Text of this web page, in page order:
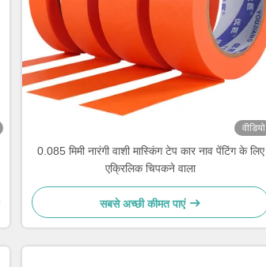
वीडियो
0.085 मिमी नारंगी वाशी मास्किंग टेप कार नाव पेंटिंग के लिए
एक्रिलिक चिपकने वाला
सबसे अच्छी कीमत पाएं